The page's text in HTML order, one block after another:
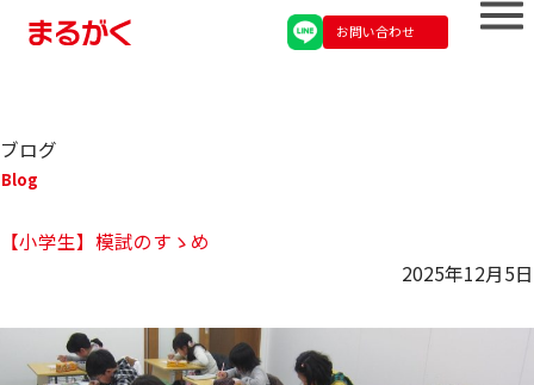
お問い合わせ
ブログ
Blog
【小学生】模試のすゝめ
2025年12月5日